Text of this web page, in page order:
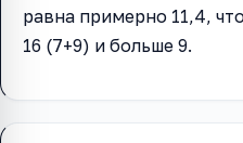
равна примерно 11,4,
16 (7+9) и больше 9.